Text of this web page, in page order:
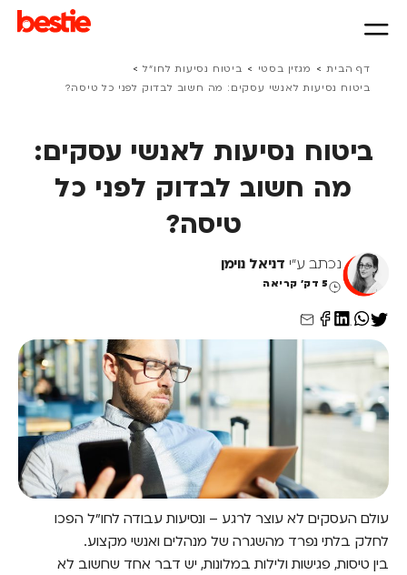
דף הבית > מגזין בסטי > ביטוח נסיעות לחו״ל >
ביטוח נסיעות לאנשי עסקים: מה חשוב לבדוק לפני כל טיסה?
ביטוח נסיעות לאנשי עסקים:
מה חשוב לבדוק לפני כל
טיסה?
נכתב ע"י דניאל נוימן
5 דק' קריאה
עולם העסקים לא עוצר לרגע – ונסיעות עבודה לחו"ל הפכו
לחלק בלתי נפרד מהשגרה של מנהלים ואנשי מקצוע.
בין טיסות, פגישות ולילות במלונות, יש דבר אחד שחשוב לא